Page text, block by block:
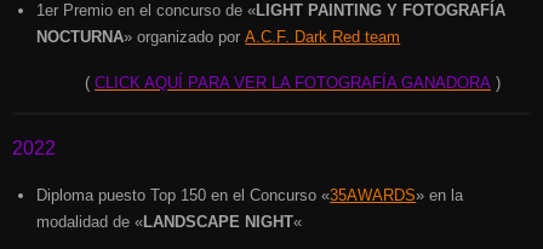
1er Premio en el concurso de «LIGHT PAINTING Y FOTOGRAFÍA
NOCTURNA» organizado porA.C.F. Dark Red team
( CLICK AQUÍ PARA VER LA FOTOGRAFÍA GANADORA )
2022
Diploma puesto Top 150 en el Concurso «35AWARDS» en la
modalidad de «LANDSCAPE NIGHT«